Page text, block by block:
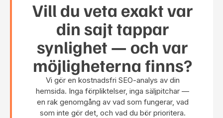
Vill du veta exakt var
din sajt tappar
synlighet — och var
möjligheterna finns?
Vi gör en kostnadsfri SEO-analys av din
hemsida. Inga förpliktelser, inga säljpitchar —
en rak genomgång av vad som fungerar, vad
som inte gör det, och vad du bör prioritera.